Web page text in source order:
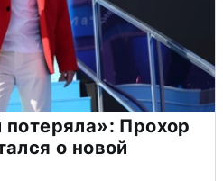
Прохор
о новой